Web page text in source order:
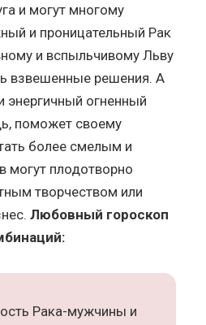
и могут многому
и проницательный Рак
и вспыльчивому Льву
взвешенные решения. А
энергичный огненный
поможет своему
более смелым и
могут плодотворно
творчеством или
Любовный гороскоп
Рака-мужчины и